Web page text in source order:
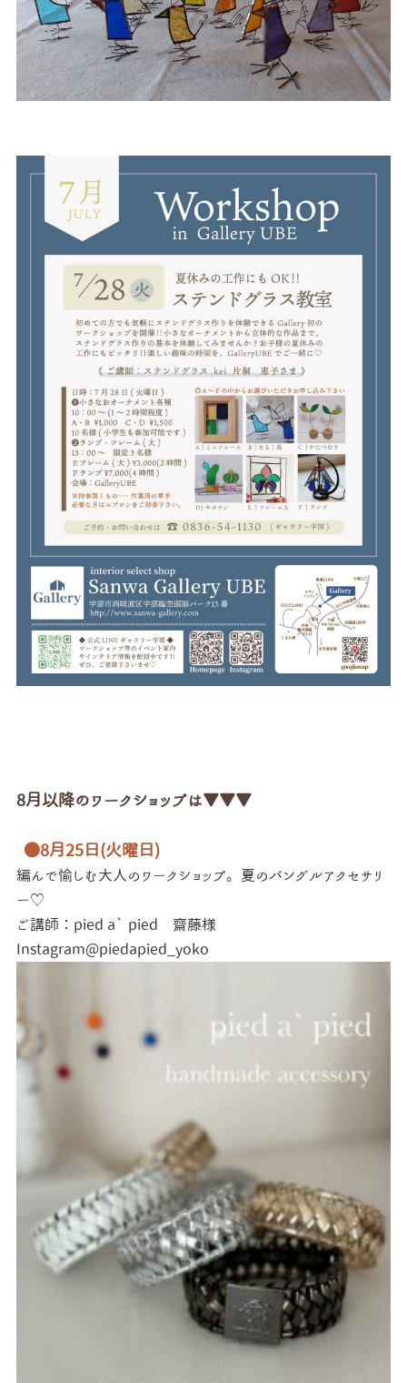
8月以降のワークショップは▼▼▼
●8月25日(火曜日)
編んで愉しむ大人のワークショップ。夏のバングルアクセサリ
ー♡
ご講師：pied a` pied 齋藤様
Instagram@piedapied_yoko